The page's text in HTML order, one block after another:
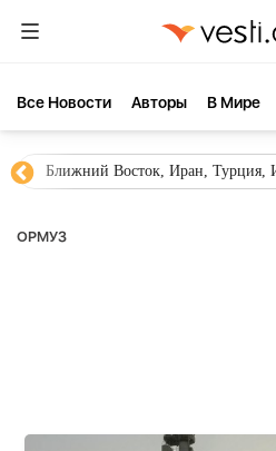
Все Новости Aвторы В Мире
Новости Азербайджана
ОРМУЗ